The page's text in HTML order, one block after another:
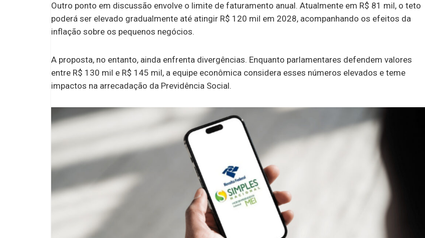
Outro ponto em discussão envolve o limite de faturamento anual. Atualmente em R$ 81 mil, o teto
poderá ser elevado gradualmente até atingir R$ 120 mil em 2028, acompanhando os efeitos da
inflação sobre os pequenos negócios.
A proposta, no entanto, ainda enfrenta divergências. Enquanto parlamentares defendem valores
entre R$ 130 mil e R$ 145 mil, a equipe econômica considera esses números elevados e teme
impactos na arrecadação da Previdência Social.